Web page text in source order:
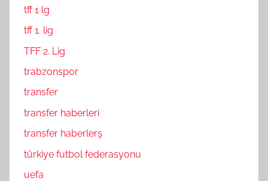
tff 1 lg
tff 1. lig
TFF 2. Lig
trabzonspor
transfer
transfer haberleri
transfer haberlerş
türkiye futbol federasyonu
uefa